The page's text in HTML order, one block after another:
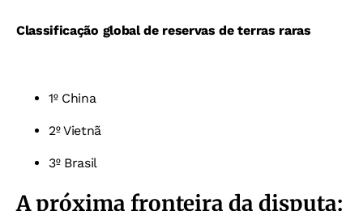
Classificação global de reservas de terras raras
1º China
2º Vietnã
3º Brasil
A próxima fronteira da disputa: